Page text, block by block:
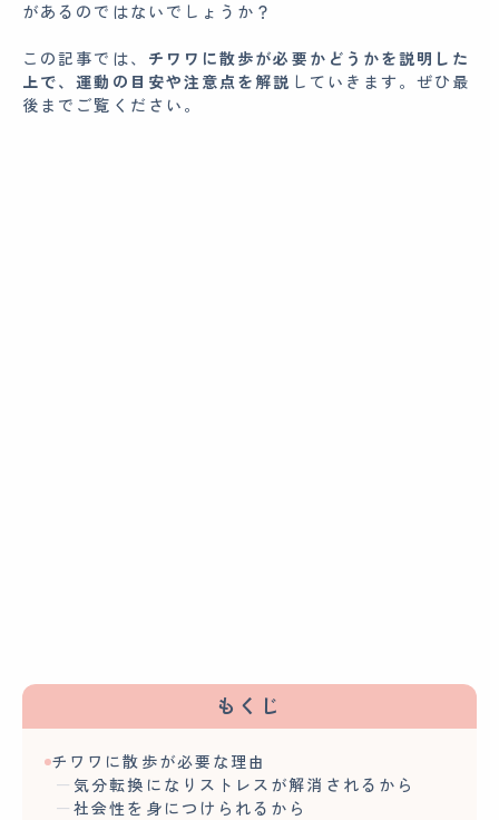
があるのではないでしょうか？
この記事では、 チワワに散歩が必要かどうかを説明した
上で、運動の目安や注意点を解説 していきます。ぜひ最
後までご覧ください。
もくじ
チワワに散歩が必要な理由
気分転換になりストレスが解消されるから
社会性を身につけられるから